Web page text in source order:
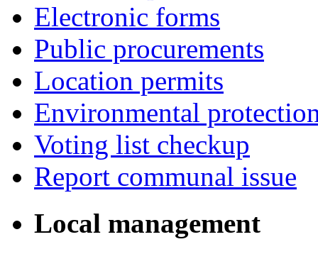
Electronic forms
Public procurements
Location permits
Environmental
Voting list checkup
Report communal issue
Local management